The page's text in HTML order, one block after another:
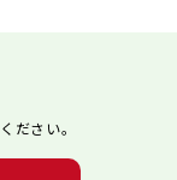
ださい。